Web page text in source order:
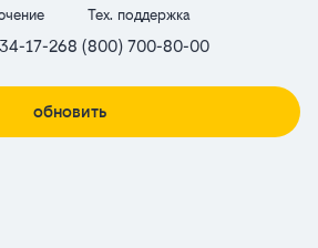
17-26
Тех. поддержка
8 (800) 700-80-00
обновить